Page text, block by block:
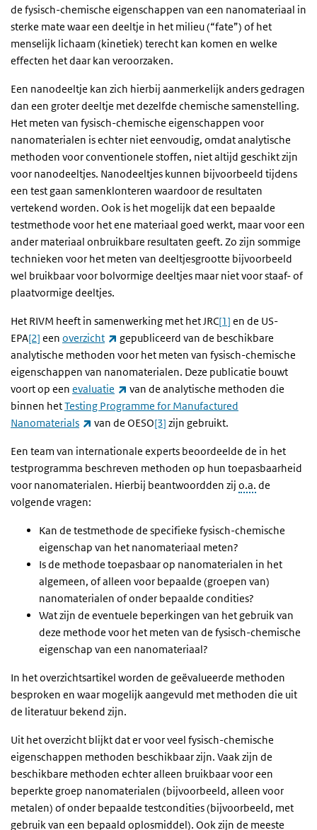
de fysisch-chemische eigenschappen van een nanomateriaal in
sterke mate waar een deeltje in het milieu (“fate”) of het
menselijk lichaam (kinetiek) terecht kan komen en welke
effecten het daar kan veroorzaken.
Een nanodeeltje kan zich hierbij aanmerkelijk anders gedragen
dan een groter deeltje met dezelfde chemische samenstelling.
Het meten van fysisch-chemische eigenschappen voor
nanomaterialen is echter niet eenvoudig, omdat analytische
methoden voor conventionele stoffen, niet altijd geschikt zijn
voor nanodeeltjes. Nanodeeltjes kunnen bijvoorbeeld tijdens
een test gaan samenklonteren waardoor de resultaten
vertekend worden. Ook is het mogelijk dat een bepaalde
testmethode voor het ene materiaal goed werkt, maar voor een
ander materiaal onbruikbare resultaten geeft. Zo zijn sommige
technieken voor het meten van deeltjesgrootte bijvoorbeeld
wel bruikbaar voor bolvormige deeltjes maar niet voor staaf- of
plaatvormige deeltjes.
Het RIVM heeft in samenwerking met het JRC[1] en de US-
EPA[2] een overzicht (externe link)
gepubliceerd van de beschikbare
analytische methoden voor het meten van fysisch-chemische
eigenschappen van nanomaterialen. Deze publicatie bouwt
voort op een evaluatie (externe link)
van de analytische methoden die
binnen hetTesting Programme for Manufactured
Nanomaterials
(externe link)
van de OESO[3] zijn gebruikt.
Een team van internationale experts beoordeelde de in het
testprogramma beschreven methoden op hun toepasbaarheid
voor nanomaterialen. Hierbij beantwoordden zij o.a. de
volgende vragen:
Kan de testmethode de specifieke fysisch-chemische
eigenschap van het nanomateriaal meten?
Is de methode toepasbaar op nanomaterialen in het
algemeen, of alleen voor bepaalde (groepen van)
nanomaterialen of onder bepaalde condities?
Wat zijn de eventuele beperkingen van het gebruik van
deze methode voor het meten van de fysisch-chemische
eigenschap van een nanomateriaal?
In het overzichtsartikel worden de geëvalueerde methoden
besproken en waar mogelijk aangevuld met methoden die uit
de literatuur bekend zijn.
Uit het overzicht blijkt dat er voor veel fysisch-chemische
eigenschappen methoden beschikbaar zijn. Vaak zijn de
beschikbare methoden echter alleen bruikbaar voor een
beperkte groep nanomaterialen (bijvoorbeeld, alleen voor
metalen) of onder bepaalde testcondities (bijvoorbeeld, met
gebruik van een bepaald oplosmiddel). Ook zijn de meeste